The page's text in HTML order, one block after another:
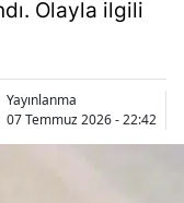
Olayla ilgili
Yayınlanma
07 Temmuz 2026 - 22:42